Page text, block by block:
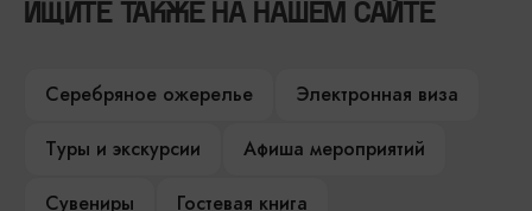
ИЩИТЕ ТАКЖЕ НА НАШЕМ САЙТЕ
Серебряное ожерелье
Электронная виза
Туры и экскурсии
Афиша мероприятий
Сувениры
Гостевая книга